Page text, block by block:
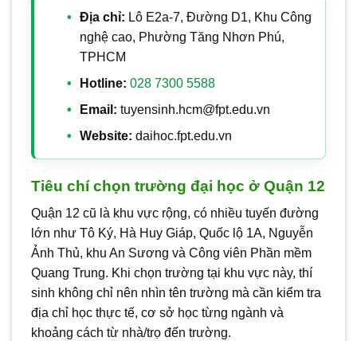
Địa chỉ: Lô E2a-7, Đường D1, Khu Công
nghệ cao, Phường Tăng Nhơn Phú,
TPHCM
Hotline: 028 7300 5588
Email: tuyensinh.hcm@fpt.edu.vn
Website: daihoc.fpt.edu.vn
Tiêu chí chọn trường đại học ở Quận 12
Quận 12 cũ là khu vực rộng, có nhiều tuyến đường
lớn như Tô Ký, Hà Huy Giáp, Quốc lộ 1A, Nguyễn
Ảnh Thủ, khu An Sương và Công viên Phần mềm
Quang Trung. Khi chọn trường tại khu vực này, thí
sinh không chỉ nên nhìn tên trường mà cần kiểm tra
địa chỉ học thực tế, cơ sở học từng ngành và
khoảng cách từ nhà/trọ đến trường.